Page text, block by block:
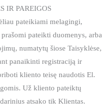
IR PAREIGOS
pateikiami melagingi,
pateikti duomenys, arba
numatytų šiose Taisyklėse,
panaikinti registraciją ir
kliento teisę naudotis El.
Už kliento pateiktų
atsako tik Klientas.